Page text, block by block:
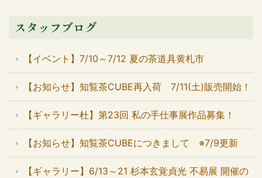
スタッフブログ
【イベント】7/10～7/12 夏の茶道具黄札市
【お知らせ】知覧茶CUBE再入荷 7/11(土)販売開始！
【ギャラリー杜】第23回 私の手仕事展作品募集！
【お知らせ】知覧茶CUBEにつきまして ※7/9更新
【ギャラリー】6/13～21 杉本玄覚貞光 不易展 開催の